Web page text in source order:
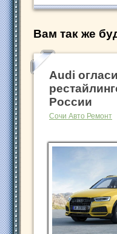
Вам так же
Audi
России
Сочи Авто Ремонт